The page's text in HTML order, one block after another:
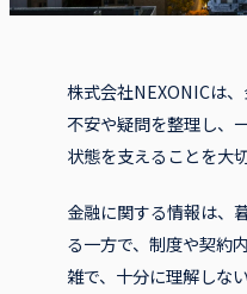
株式会社NEXONICは
不安や疑問を整理し、
状態を支えることを大
金融に関する情報は、
る一方で、制度や契約
雑で、十分に理解しな